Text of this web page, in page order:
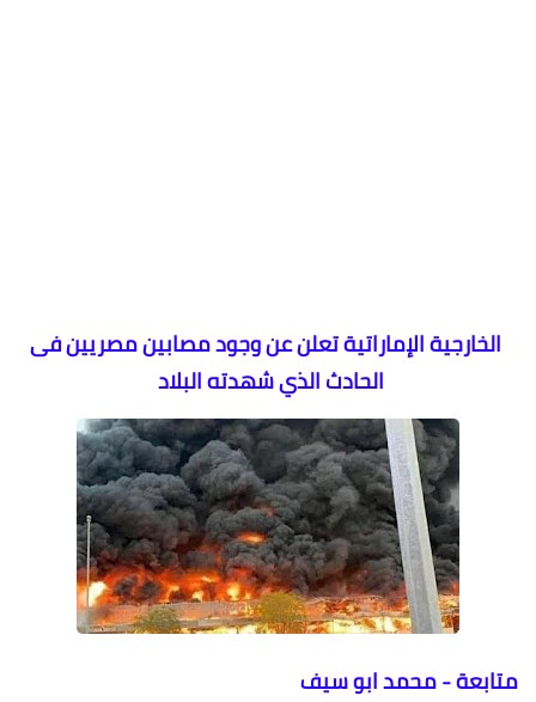
الخارجية الإماراتية تعلن عن وجود مصابين مصريين فى
الحادث الذي شهدته البلاد
متابعة - محمد ابو سيف